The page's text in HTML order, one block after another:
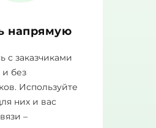
напрямую
с заказчиками
без
Используйте
них и вас
–